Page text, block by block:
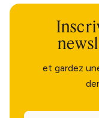
et gardez